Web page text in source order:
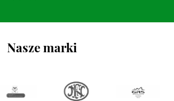
Nasze marki